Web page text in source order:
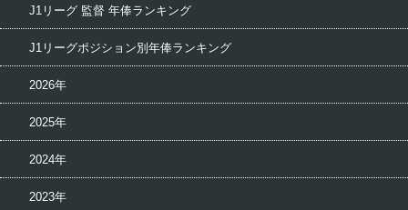
J1リーグ 監督 年俸ランキング
J1リーグポジション別年俸ランキング
2026年
2025年
2024年
2023年